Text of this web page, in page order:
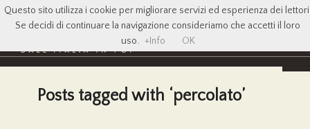
Posts tagged with ‘percolato’
Questo sito utilizza i cookie per migliorare servizi ed esperienza dei
Se decidi di continuare la navigazione consideriamo che accetti il loro
uso. +Info OK